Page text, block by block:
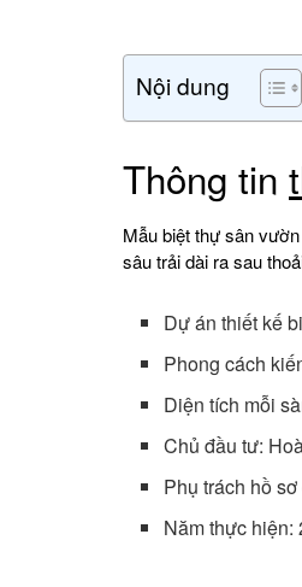
Nội dung
Thông tin
Mẫu biệt thự sân
sâu trải dài ra sau
Dự án thiết kế
Phong cách
Diện tích mỗi
Chủ đầu tư:
Phụ trách hồ
Năm thực hiện: